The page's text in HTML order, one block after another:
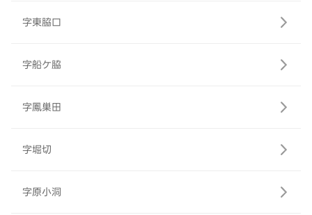
字東脇口
字船ケ脇
字鳳巣田
字堀切
字原小洞